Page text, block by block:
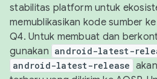
stabilitas platform untuk
memublikasikan kode sumber
Q4. Untuk membuat dan
gunakan android-latest-
android-latest-release